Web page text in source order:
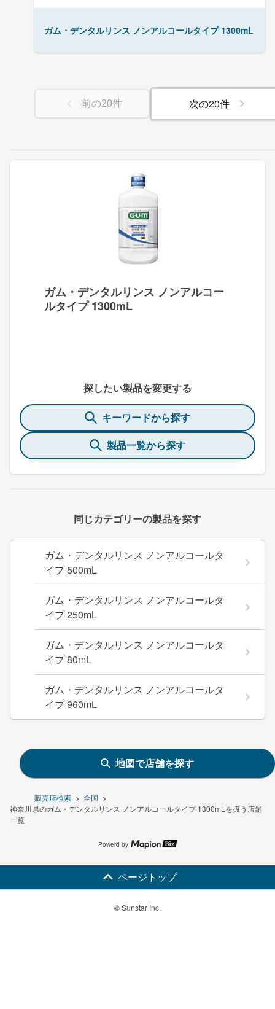
販売店検索
全国
神奈川県のガム・デンタルリンス ノンアルコールタイプ 1300mLを扱う店舗
一覧
ガム・デンタルリンス ノンアルコー
ルタイプ 1300mL
探したい製品を変更する
キーワードから探す
製品一覧から探す
同じカテゴリーの製品を探す
ガム・デンタルリンス ノンアルコールタ
イプ 500mL
ガム・デンタルリンス ノンアルコールタ
イプ 250mL
ガム・デンタルリンス ノンアルコールタ
イプ 80mL
ガム・デンタルリンス ノンアルコールタ
イプ 960mL
ガム・デンタルリンス ノンアルコールタイプ 1300mL
前の20件 次の20件
地図で店舗を探す
Powerd by
ページトップ
© Sunstar Inc.